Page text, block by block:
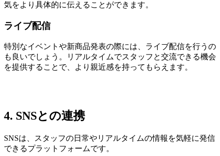
気をより具体的に伝えることができます。
ライブ配信
特別なイベントや新商品発表の際には、ライブ配信を行うの
も良いでしょう。リアルタイムでスタッフと交流できる機会
を提供することで、より親近感を持ってもらえます。
4. SNSとの連携
SNSは、スタッフの日常やリアルタイムの情報を気軽に発信
できるプラットフォームです。